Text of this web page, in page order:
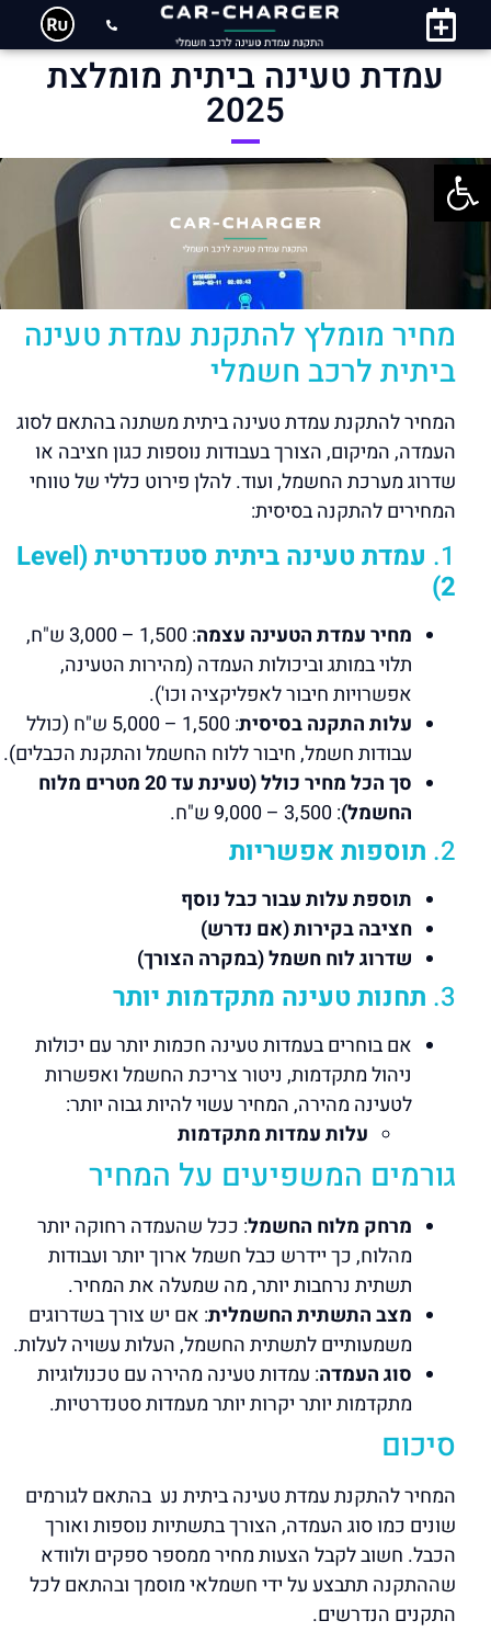
פתח סרגל נגישות
עמדת טעינה ביתית מומלצת
2025
מחיר מומלץ להתקנת עמדת טעינה
ביתית לרכב חשמלי
המחיר להתקנת עמדת טעינה ביתית משתנה בהתאם לסוג
העמדה, המיקום, הצורך בעבודות נוספות כגון חציבה או
שדרוג מערכת החשמל, ועוד. להלן פירוט כללי של טווחי
המחירים להתקנה בסיסית:
1.
עמדת טעינה ביתית סטנדרטית (Level
2)
מחיר עמדת הטעינה עצמה
: 1,500 – 3,000 ש"ח,
תלוי במותג וביכולות העמדה (מהירות הטעינה,
אפשרויות חיבור לאפליקציה וכו').
עלות התקנה בסיסית
: 1,500 – 5,000 ש"ח (כולל
עבודות חשמל, חיבור ללוח החשמל והתקנת הכבלים).
סך הכל מחיר כולל (טעינת עד 20 מטרים מלוח
החשמל): 3,500 – 9,000 ש"ח.
2. תוספות אפשריות
תוספת עלות עבור כבל נוסף
חציבה בקירות (אם נדרש)
שדרוג לוח חשמל (במקרה הצורך)
3. תחנות טעינה מתקדמות יותר
אם בוחרים בעמדות טעינה חכמות יותר עם יכולות
ניהול מתקדמות, ניטור צריכת החשמל ואפשרות
לטעינה מהירה, המחיר עשוי להיות גבוה יותר:
עלות עמדות מתקדמות
גורמים המשפיעים על המחיר
מרחק מלוח החשמל: ככל שהעמדה רחוקה יותר
מהלוח, כך יידרש כבל חשמל ארוך יותר ועבודות
תשתית נרחבות יותר, מה שמעלה את המחיר.
מצב התשתית החשמלית: אם יש צורך בשדרוגים
משמעותיים לתשתית החשמל, העלות עשויה לעלות.
סוג העמדה: עמדות טעינה מהירה עם טכנולוגיות
מתקדמות יותר יקרות יותר מעמדות סטנדרטיות.
סיכום
המחיר להתקנת עמדת טעינה ביתית נע בהתאם לגורמים
שונים כמו סוג העמדה, הצורך בתשתיות נוספות ואורך
הכבל. חשוב לקבל הצעות מחיר ממספר ספקים ולוודא
שההתקנה תתבצע על ידי חשמלאי מוסמך ובהתאם לכל
התקנים הנדרשים.